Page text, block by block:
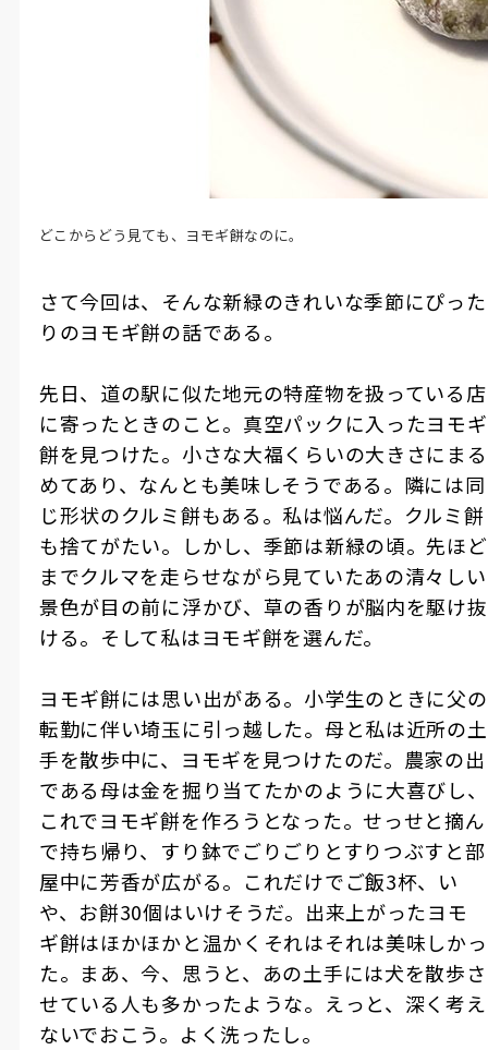
どこからどう見ても、ヨモギ餅なのに。
さて今回は、そんな新緑のきれいな季節にぴった
りのヨモギ餅の話である。
先日、道の駅に似た地元の特産物を扱っている店
に寄ったときのこと。真空パックに入ったヨモギ
餅を見つけた。小さな大福くらいの大きさにまる
めてあり、なんとも美味しそうである。隣には同
じ形状のクルミ餅もある。私は悩んだ。クルミ餅
も捨てがたい。しかし、季節は新緑の頃。先ほど
までクルマを走らせながら見ていたあの清々しい
景色が目の前に浮かび、草の香りが脳内を駆け抜
ける。そして私はヨモギ餅を選んだ。
ヨモギ餅には思い出がある。小学生のときに父の
転勤に伴い埼玉に引っ越した。母と私は近所の土
手を散歩中に、ヨモギを見つけたのだ。農家の出
である母は金を掘り当てたかのように大喜びし、
これでヨモギ餅を作ろうとなった。せっせと摘ん
で持ち帰り、すり鉢でごりごりとすりつぶすと部
屋中に芳香が広がる。これだけでご飯3杯、い
や、お餅30個はいけそうだ。出来上がったヨモ
ギ餅はほかほかと温かくそれはそれは美味しかっ
た。まあ、今、思うと、あの土手には犬を散歩さ
せている人も多かったような。えっと、深く考え
ないでおこう。よく洗ったし。